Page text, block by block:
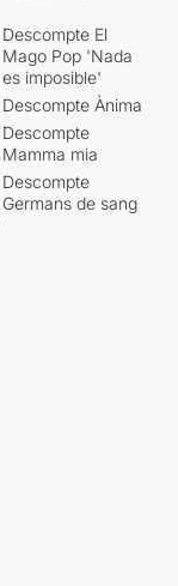
Descompte El
Mago Pop 'Nada
es imposible'
Descompte Ànima
Descompte
Mamma mia
Descompte
Germans de sang